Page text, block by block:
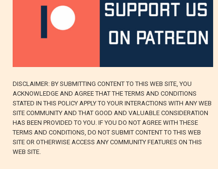
DISCLAIMER: BY SUBMITTING CONTENT TO THIS WEB SITE, YOU
ACKNOWLEDGE AND AGREE THAT THE TERMS AND CONDITIONS
STATED IN THIS POLICY APPLY TO YOUR INTERACTIONS WITH ANY WEB
SITE COMMUNITY AND THAT GOOD AND VALUABLE CONSIDERATION
HAS BEEN PROVIDED TO YOU. IF YOU DO NOT AGREE WITH THESE
TERMS AND CONDITIONS, DO NOT SUBMIT CONTENT TO THIS WEB
SITE OR OTHERWISE ACCESS ANY COMMUNITY FEATURES ON THIS
WEB SITE.